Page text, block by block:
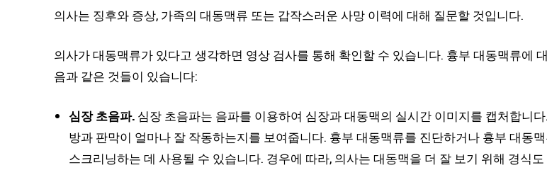
의사는 징후와 증상, 가족의 대동맥류 또는 갑작스러운 사망 이력에 대해 질문할 것입니다.
의사가 대동맥류가 있다고 생각하면 영상 검사를 통해 확인할 수 있습니다. 흉부 대동맥류에
음과 같은 것들이 있습니다:
심장 초음파. 심장 초음파는 음파를 이용하여 심장과 대동맥의 실시간 이미지를 캡처합니
방과 판막이 얼마나 잘 작동하는지를 보여줍니다. 흉부 대동맥류를 진단하거나 흉부 대동
스크리닝하는 데 사용될 수 있습니다. 경우에 따라, 의사는 대동맥을 더 잘 보기 위해 경식